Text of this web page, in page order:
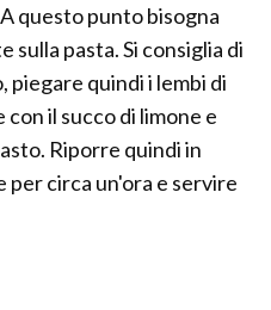
questo punto bisogna
pasta. Si consiglia di
piegare quindi i lembi di
il succo di limone e
Riporre quindi in
circa un'ora e servire